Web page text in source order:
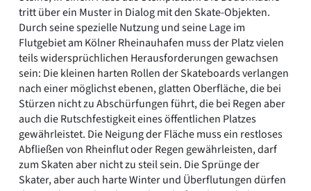
tritt über ein Muster in Dialog mit den Skate-Objekten.
Durch seine spezielle Nutzung und seine Lage im
Flutgebiet am Kölner Rheinauhafen muss der Platz vielen
teils widersprüchlichen Herausforderungen gewachsen
sein: Die kleinen harten Rollen der Skateboards verlangen
nach einer möglichst ebenen, glatten Oberfläche, die bei
Stürzen nicht zu Abschürfungen führt, die bei Regen aber
auch die Rutschfestigkeit eines öffentlichen Platzes
gewährleistet. Die Neigung der Fläche muss ein restloses
Abfließen von Rheinflut oder Regen gewährleisten, darf
zum Skaten aber nicht zu steil sein. Die Sprünge der
Skater, aber auch harte Winter und Überflutungen dürfen